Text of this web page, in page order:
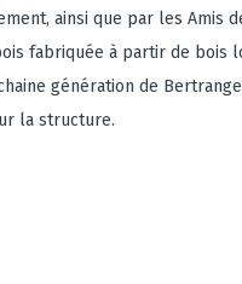
ainsi que par les Amis
fabriquée à partir de bois
génération de
la structure.